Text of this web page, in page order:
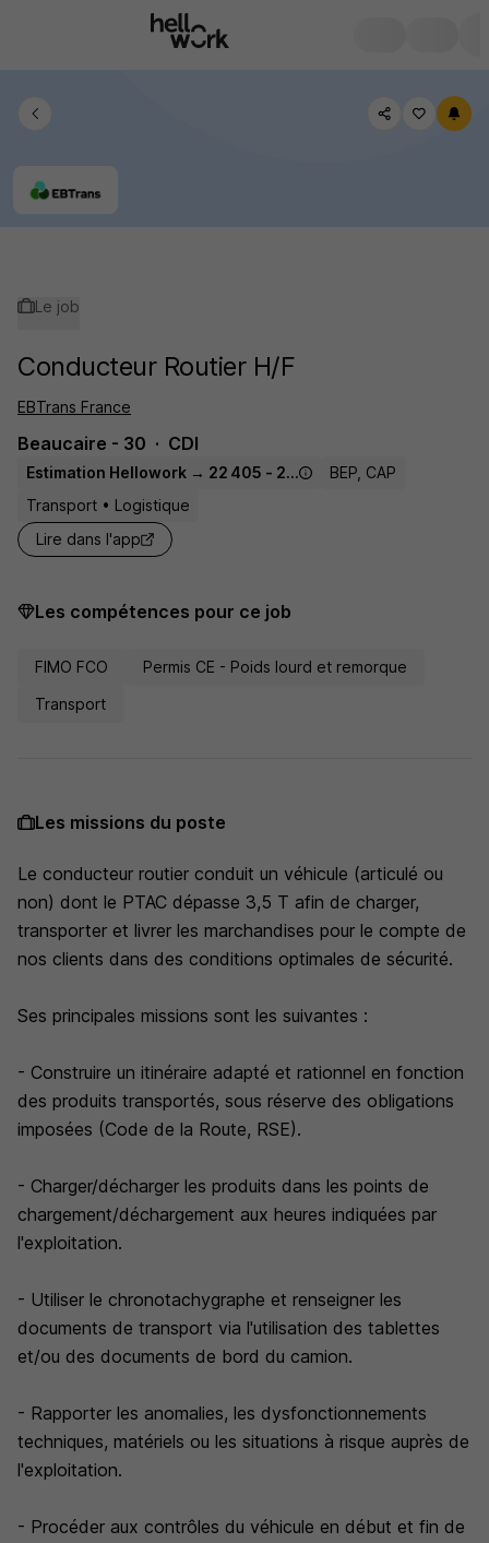
Le job
Conducteur Routier H/F
EBTrans France
Beaucaire - 30 CDI
Estimation Hellowork → 22 405 - 24 450 € / an
BEP, CAP
Transport • Logistique
Lire dans l'app
Les compétences pour ce job
FIMO FCO
Permis CE - Poids lourd et remorque
Transport
Les missions du poste
Le conducteur routier conduit un véhicule (articulé ou
non) dont le PTAC dépasse 3,5 T afin de charger,
transporter et livrer les marchandises pour le compte de
nos clients dans des conditions optimales de sécurité.
Ses principales missions sont les suivantes :
- Construire un itinéraire adapté et rationnel en fonction
des produits transportés, sous réserve des obligations
imposées (Code de la Route, RSE).
- Charger/décharger les produits dans les points de
chargement/déchargement aux heures indiquées par
l'exploitation.
- Utiliser le chronotachygraphe et renseigner les
documents de transport via l'utilisation des tablettes
et/ou des documents de bord du camion.
- Rapporter les anomalies, les dysfonctionnements
techniques, matériels ou les situations à risque auprès de
l'exploitation.
- Procéder aux contrôles du véhicule en début et fin de